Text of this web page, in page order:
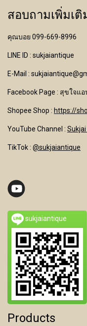
สอบถามเพิ่มเ
คุณบอย 099-669-8996
LINE ID : sukjaiantique
E-Mail :
Facebook Page : สุขใจแ
Shopee Shop : https://
YouTube Channel :
TikTok : @sukjaiantique
sukjaiantique
Products